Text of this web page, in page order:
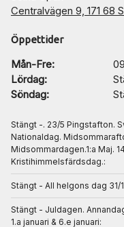
Centralvägen 9, 171 68
Öppettider
Mån-Fre:
Lördag:
Söndag:
Stängt -. 23/5 Pingstafton.
Nationaldag.
Midsommardagen.1:a Maj.
Kristihimmelsfärdsdag.:
Stängt - All helgons dag 31/
Stängt - Juldagen.
1.a januari & 6.e januari: